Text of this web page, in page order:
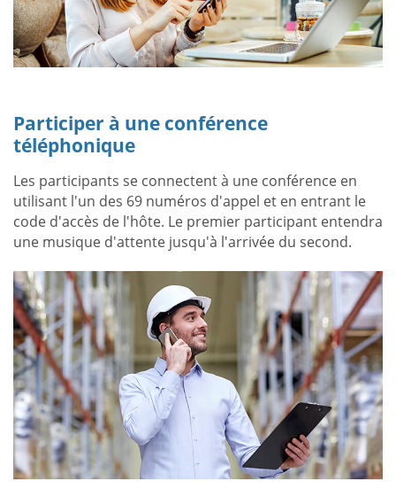
Participer à une conférence
téléphonique
Les participants se connectent à une conférence en
utilisant l'un des 69 numéros d'appel et en entrant le
code d'accès de l'hôte. Le premier participant entendra
une musique d'attente jusqu'à l'arrivée du second.